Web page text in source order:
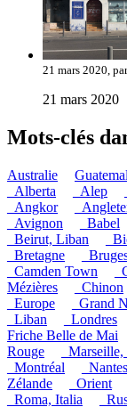
21 mars 2020,
21 mars 2020
Mots-clés
Australie
_Alberta
_Alep
_Angkor
_Avignon
_Babel
_Beirut, Liban
_Bretagne
_Camden Town
Mézières
_Chinon
_Europe
_Grand
_Liban
_Londres
Friche Belle de Mai
Rouge
_Montréal
_Nantes
Zélande
_Orient
_Roma, Italia